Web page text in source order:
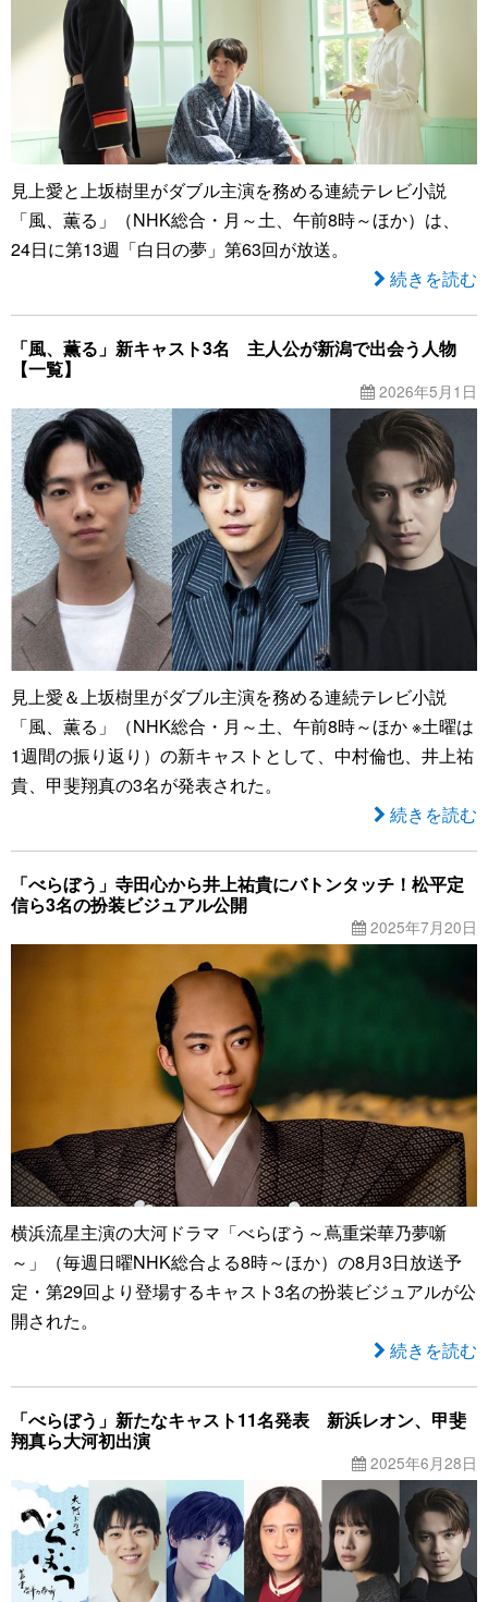
見上愛と上坂樹里がダブル主演を務める連続テレビ小説
「風、薫る」（NHK総合・月～土、午前8時～ほか）は、
24日に第13週「白日の夢」第63回が放送。
続きを読む
「風、薫る」新キャスト3名 主人公が新潟で出会う人物
【一覧】
2026年5月1日
見上愛＆上坂樹里がダブル主演を務める連続テレビ小説
「風、薫る」（NHK総合・月～土、午前8時～ほか ※土曜は
1週間の振り返り）の新キャストとして、中村倫也、井上祐
貴、甲斐翔真の3名が発表された。
続きを読む
「べらぼう」寺田心から井上祐貴にバトンタッチ！松平定
信ら3名の扮装ビジュアル公開
2025年7月20日
横浜流星主演の大河ドラマ「べらぼう～蔦重栄華乃夢噺
～」（毎週日曜NHK総合よる8時～ほか）の8月3日放送予
定・第29回より登場するキャスト3名の扮装ビジュアルが公
開された。
続きを読む
「べらぼう」新たなキャスト11名発表 新浜レオン、甲斐
翔真ら大河初出演
2025年6月28日